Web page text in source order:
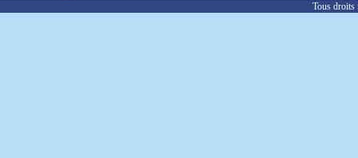
Tous droits